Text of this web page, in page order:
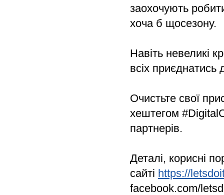
заохочують
хоча б щосезону.
Навіть невеликі
всіх приєднатись
Очистьте свої
хештегом
партнерів.
Деталі, корисні
сайті https://
facebook.com/